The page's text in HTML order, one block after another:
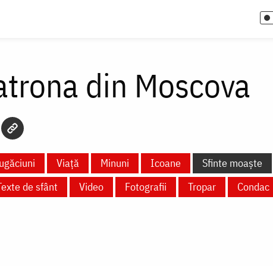
din Moscova
Viață Minuni Icoane Sfinte moaște
de sfânt Video Fotografii Tropar Condac